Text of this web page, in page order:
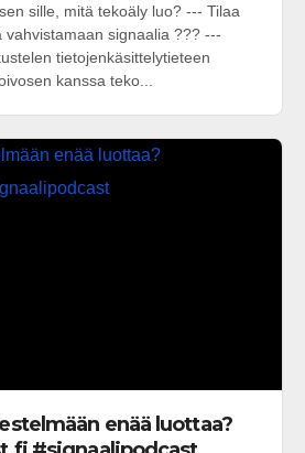
sille, mitä tekoäly luo? --- Tilaa
vahvistamaan signaalia ??? ---
tietojenkäsittelytieteen
kanssa teko...
enää luottaa?